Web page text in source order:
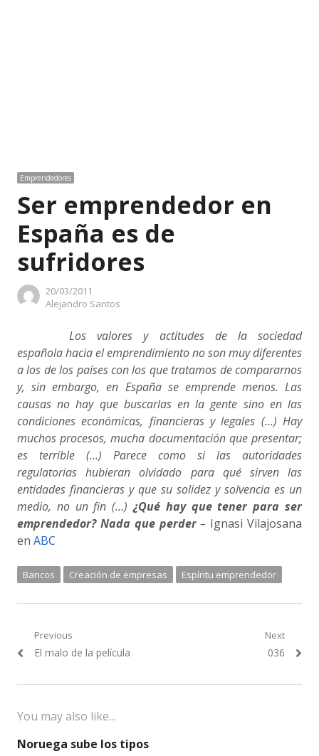
Emprendedores
Ser emprendedor en
España es de
sufridores
20/03/2011
Author
Alejandro Santos
Los valores y actitudes de la sociedad
española hacia el emprendimiento no son muy diferentes
a los de los países con los que tratamos de compararnos
y, sin embargo, en España se emprende menos. Las
causas no hay que buscarlas en la gente sino en las
condiciones económicas, financieras y legales (…) Hay
muchos procesos, mucha documentación que presentar;
es terrible (…) Parece como si las autoridades
regulatorias hubieran olvidado para qué sirven las
entidades financieras y que su solidez y solvencia es un
medio, no un fin (…)¿Qué hay que tener para ser
emprendedor? Nada que perder– Ignasi Vilajosana
en ABC
Bancos Creación de empresas Espíritu emprendedor
Navegación
de
entradas
Previous
Previous
El malo de la película
Next
Next
036
You may also like...
Noruega sube los tipos